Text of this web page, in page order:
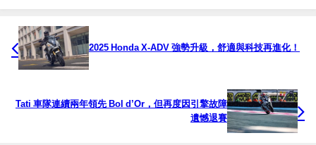
2025 Honda X-ADV 強勢升級，舒適與科技再進化！
Tati 車隊連續兩年領先 Bol d’Or，但再度因引擎故障
遺憾退賽